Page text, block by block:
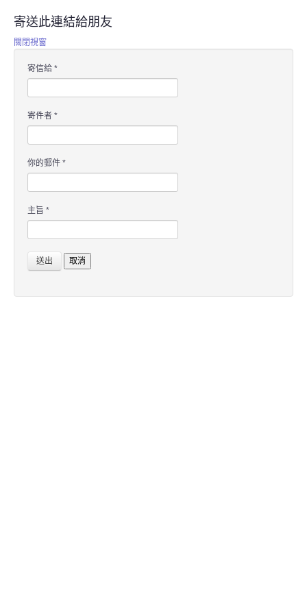
寄送此連結給朋友
關閉視窗
寄信給 *
寄件者 *
你的郵件 *
主旨 *
送出 取消